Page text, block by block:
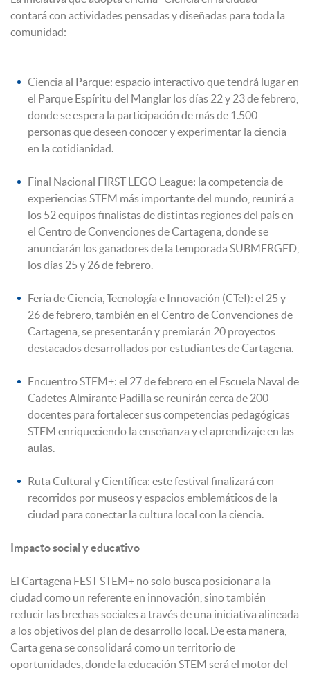
contará con actividades pensadas y diseñadas para toda la
comunidad:
Ciencia al Parque: espacio interactivo que tendrá lugar en
el Parque Espíritu del Manglar los días 22 y 23 de febrero,
donde se espera la participación de más de 1.500
personas que deseen conocer y experimentar la ciencia
en la cotidianidad.
Final Nacional FIRST LEGO League: la competencia de
experiencias STEM más importante del mundo, reunirá a
los 52 equipos finalistas de distintas regiones del país en
el Centro de Convenciones de Cartagena, donde se
anunciarán los ganadores de la temporada SUBMERGED,
los días 25 y 26 de febrero.
Feria de Ciencia, Tecnología e Innovación (CTeI): el 25 y
26 de febrero, también en el Centro de Convenciones de
Cartagena, se presentarán y premiarán 20 proyectos
destacados desarrollados por estudiantes de Cartagena.
Encuentro STEM+: el 27 de febrero en el Escuela Naval de
Cadetes Almirante Padilla se reunirán cerca de 200
docentes para fortalecer sus competencias pedagógicas
STEM enriqueciendo la enseñanza y el aprendizaje en las
aulas.
Ruta Cultural y Científica: este festival finalizará con
recorridos por museos y espacios emblemáticos de la
ciudad para conectar la cultura local con la ciencia.
Impacto social y educativo
El Cartagena FEST STEM+ no solo busca posicionar a la
ciudad como un referente en innovación, sino también
reducir las brechas sociales a través de una iniciativa alineada
a los objetivos del plan de desarrollo local. De esta manera,
Carta gena se consolidará como un territorio de
oportunidades, donde la educación STEM será el motor del